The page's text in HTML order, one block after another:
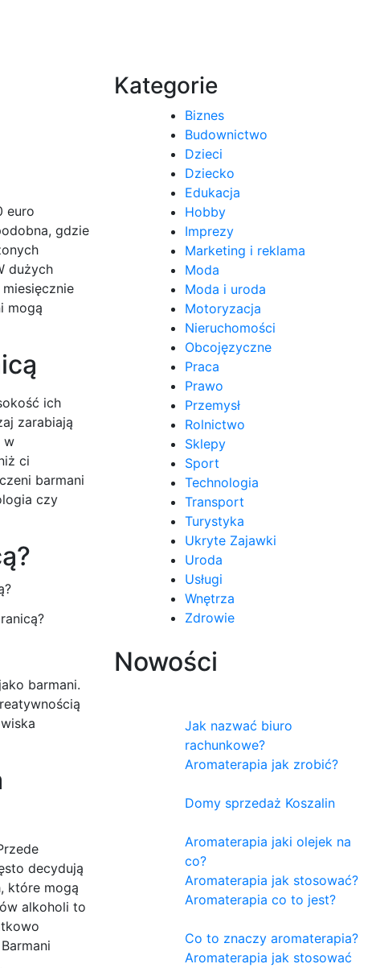
euro
gdzie
dużych
mogą
ich
zarabiają
w
ci
barmani
czy
barmani.
decydują
które mogą
alkoholi to
Kategorie
Biznes
Budownictwo
Dzieci
Dziecko
Edukacja
Hobby
Imprezy
Marketing i reklama
Moda
Moda i uroda
Motoryzacja
Nieruchomości
Obcojęzyczne
Praca
Prawo
Przemysł
Rolnictwo
Sklepy
Sport
Technologia
Transport
Turystyka
Ukryte Zajawki
Uroda
Usługi
Wnętrza
Zdrowie
Nowości
Jak nazwać biuro
rachunkowe?
Aromaterapia jak zrobić?
Domy sprzedaż Koszalin
Aromaterapia jaki olejek na
co?
Aromaterapia jak stosować?
Aromaterapia co to jest?
Co to znaczy aromaterapia?
Aromaterapia jak stosować